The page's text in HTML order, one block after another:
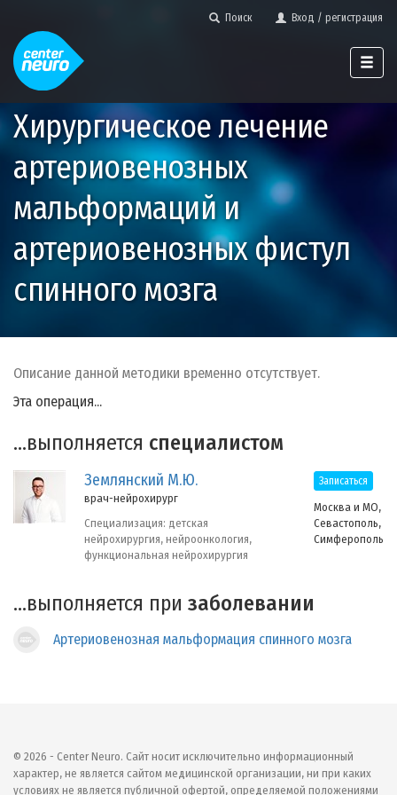
Поиск Вход / регистрация
Хирургическое лечение
артериовенозных
мальформаций и
артериовенозных фистул
спинного мозга
Описание данной методики временно отсутствует.
Эта операция...
...выполняется специалистом
Землянский М.Ю.
врач-нейрохирург
Специализация: детская
нейрохирургия, нейроонкология,
функциональная нейрохирургия
Записаться
Москва и МО,
Севастополь,
Симферополь
...выполняется при заболевании
Артериовенозная мальформация спинного мозга
© 2026 - Center Neuro. Сайт носит исключительно информационный
характер, не является сайтом медицинской организации, ни при каких
условиях не является публичной офертой, определяемой положениями